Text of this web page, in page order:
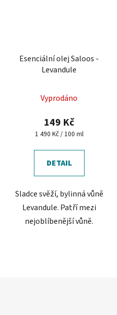
Esenciální olej Saloos -
Levandule
Vyprodáno
149 Kč
Měrná
1 490 Kč / 100 ml
DETAIL
Sladce svěží, bylinná vůně
Levandule. Patří mezi
nejoblíbenější vůně.